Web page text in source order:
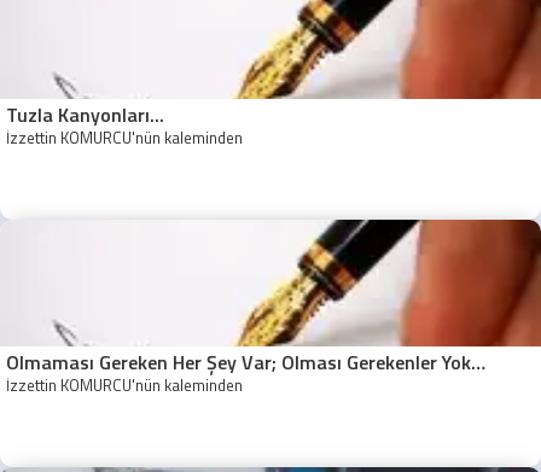
Tuzla Kanyonları...
İzzettin KÖMÜRCÜ'nün kaleminden
Olmaması Gereken Her Şey Var; Olması Gerekenler Yok…
İzzettin KÖMÜRCÜ'nün kaleminden